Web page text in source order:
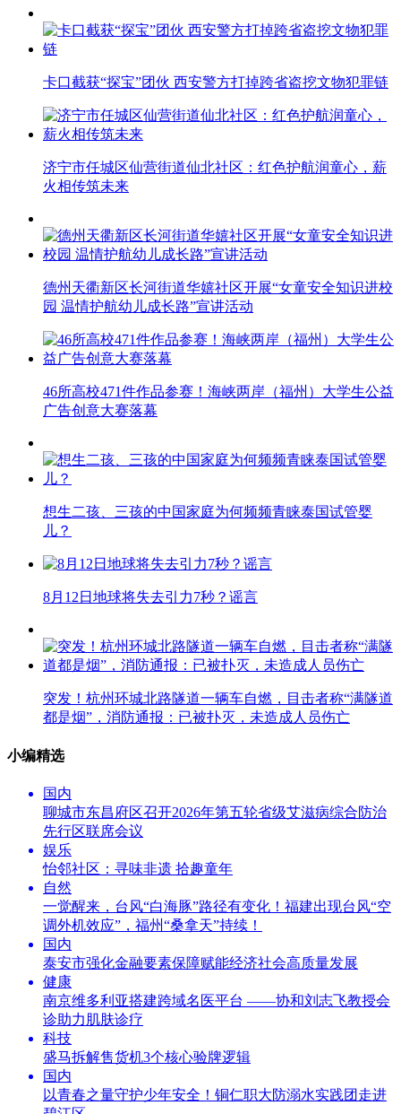
卡口截获“探宝”团伙 西安警方打掉跨省盗挖文物犯罪链
济宁市任城区仙营街道仙北社区：红色护航润童心，薪
火相传筑未来
德州天衢新区长河街道华嬉社区开展“女童安全知识进校
园 温情护航幼儿成长路”宣讲活动
46所高校471件作品参赛！海峡两岸（福州）大学生公益
广告创意大赛落幕
想生二孩、三孩的中国家庭为何频频青睐泰国试管婴
儿？
8月12日地球将失去引力7秒？谣言
突发！杭州环城北路隧道一辆车自燃，目击者称“满隧道
都是烟”，消防通报：已被扑灭，未造成人员伤亡
小编精选
国内
聊城市东昌府区召开2026年第五轮省级艾滋病综合防治
先行区联席会议
娱乐
怡邻社区：寻味非遗 拾趣童年
自然
一觉醒来，台风“白海豚”路径有变化！福建出现台风“空
调外机效应”，福州“桑拿天”持续！
国内
泰安市强化金融要素保障赋能经济社会高质量发展
健康
南京维多利亚搭建跨域名医平台 ——协和刘志飞教授会
诊助力肌肤诊疗
科技
盛马拆解售货机3个核心验牌逻辑
国内
以青春之量守护少年安全！铜仁职大防溺水实践团走进